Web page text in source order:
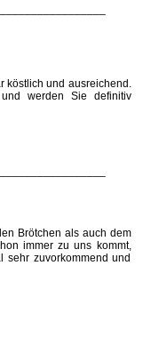
köstlich und ausreichend.
werden Sie definitiv
Brötchen als auch dem
immer zu uns kommt,
zuvorkommend und